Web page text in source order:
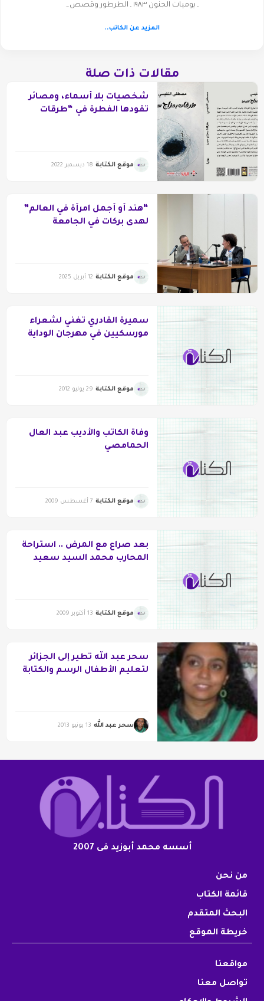
ـ يوميات الجنون ١٩٨٣ ـ الطرطور وقصص…
المزيد عن الكاتب..
مقالات ذات صلة
شخصيات بلا أسماء، ومصائر
تقودها الفطرة في “طرقات
موقع الكتابة 18 ديسمبر 2022
“هند أو أجمل امرأة في العالم”
لهدى بركات في الجامعة
موقع الكتابة 12 أبريل 2025
سميرة القادري تغني لشعراء
مورسكيين في مهرجان الوداية
موقع الكتابة 29 يوليو 2012
وفاة الكاتب والأديب عبد العال
الحمامصي
موقع الكتابة 7 أغسطس 2009
بعد صراع مع المرض .. استراحة
المحارب محمد السيد سعيد
موقع الكتابة 13 أكتوبر 2009
سحر عبد الله تطير إلى الجزائر
لتعليم الأطفال الرسم والكتابة
سحر عبد الله 13 يونيو 2013
أسسه محمد أبوزيد فى 2007
من نحن
قائمة الكتاب
البحث المتقدم
خريطة الموقع
مواقعنا
تواصل معنا